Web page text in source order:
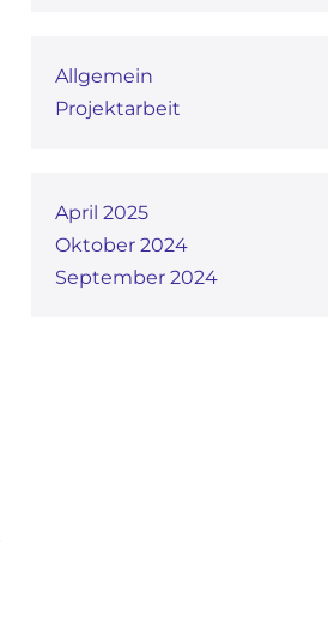
Allgemein
Projektarbeit
April 2025
Oktober 2024
September 2024